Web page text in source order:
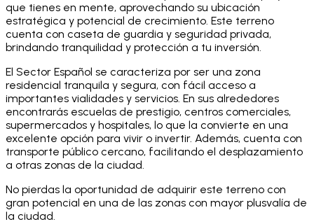
que tienes en mente, aprovechando su ubicación
estratégica y potencial de crecimiento. Este terreno
cuenta con caseta de guardia y seguridad privada,
brindando tranquilidad y protección a tu inversión.
El Sector Español se caracteriza por ser una zona
residencial tranquila y segura, con fácil acceso a
importantes vialidades y servicios. En sus alrededores
encontrarás escuelas de prestigio, centros comerciales,
supermercados y hospitales, lo que la convierte en una
excelente opción para vivir o invertir. Además, cuenta con
transporte público cercano, facilitando el desplazamiento
a otras zonas de la ciudad.
No pierdas la oportunidad de adquirir este terreno con
gran potencial en una de las zonas con mayor plusvalía de
la ciudad.